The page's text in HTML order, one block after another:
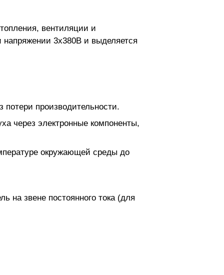
вентиляции и
3х380В и выделяется
потери производительности.
через электронные компоненты,
окружающей среды до
на звене постоянного тока (для